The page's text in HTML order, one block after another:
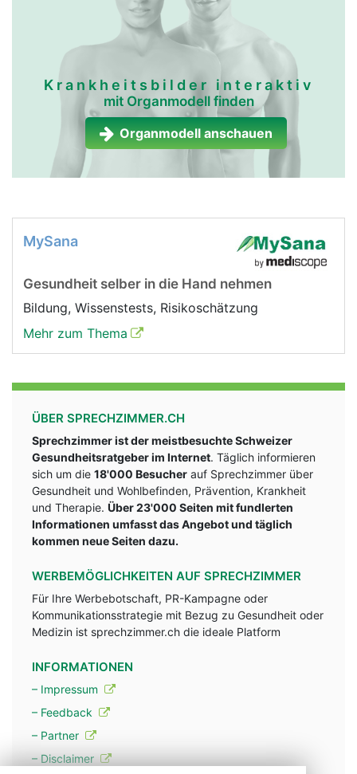
Krankheitsbilder interaktiv
mit Organmodell finden
Organmodell anschauen
MySana
Gesundheit selber in die Hand nehmen
Bildung, Wissenstests, Risikoschätzung
Mehr zum Thema
ÜBER SPRECHZIMMER.CH
Sprechzimmer ist der meistbesuchte Schweizer
Gesundheitsratgeber im Internet. Täglich informieren
sich um die 18'000 Besucher auf Sprechzimmer über
Gesundheit und Wohlbefinden, Prävention, Krankheit
und Therapie. Über 23'000 Seiten mit fundlerten
Informationen umfasst das Angebot und täglich
kommen neue Seiten dazu.
WERBEMÖGLICHKEITEN AUF SPRECHZIMMER
Für Ihre Werbebotschaft, PR-Kampagne oder
Kommunikationsstrategie mit Bezug zu Gesundheit oder
Medizin ist sprechzimmer.ch die ideale Platform
INFORMATIONEN
– Impressum
– Feedback
– Partner
– Disclaimer